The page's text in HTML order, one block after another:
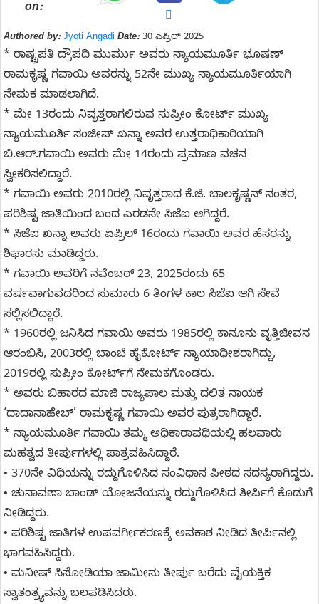
on:
Authored by: Jyoti Angadi Date:30 ಎಪ್ರಿಲ್ 2025
* ರಾಷ್ಟ್ರಪತಿ ದ್ರೌಪದಿ ಮುರ್ಮು ಅವರು ನ್ಯಾಯಮೂರ್ತಿ ಭೂಷಣ್
ರಾಮಕೃಷ್ಣ ಗವಾಯಿ ಅವರನ್ನು 52ನೇ ಮುಖ್ಯ ನ್ಯಾಯಮೂರ್ತಿಯಾಗಿ
ನೇಮಕ ಮಾಡಲಾಗಿದೆ.
* ಮೇ 13ರಂದು ನಿವೃತ್ತರಾಗಲಿರುವ ಸುಪ್ರೀಂ ಕೋರ್ಟ್‌ ಮುಖ್ಯ
ನ್ಯಾಯಮೂರ್ತಿ ಸಂಜೀವ್ ಖನ್ನಾ ಅವರ ಉತ್ತರಾಧಿಕಾರಿಯಾಗಿ
ಬಿ.ಆರ್.ಗವಾಯಿ ಅವರು ಮೇ 14ರಂದು ಪ್ರಮಾಣ ವಚನ
ಸ್ವೀಕರಿಸಲಿದ್ದಾರೆ.
* ಗವಾಯಿ ಅವರು 2010ರಲ್ಲಿ ನಿವೃತ್ತರಾದ ಕೆ.ಜಿ. ಬಾಲಕೃಷ್ಣನ್ ನಂತರ,
ಪರಿಶಿಷ್ಟ ಜಾತಿಯಿಂದ ಬಂದ ಎರಡನೇ ಸಿಜೆಐ ಆಗಿದ್ದರೆ.
* ಸಿಜೆಐ ಖನ್ನಾ ಅವರು ಏಪ್ರಿಲ್ 16ರಂದು ಗವಾಯಿ ಅವರ ಹೆಸರನ್ನು
ಶಿಫಾರಸು ಮಾಡಿದ್ದರು.
* ಗವಾಯಿ ಅವರಿಗೆ ನವೆಂಬರ್ 23, 2025ರಂದು 65
ವರ್ಷವಾಗುವದರಿಂದ ಸುಮಾರು 6 ತಿಂಗಳ ಕಾಲ ಸಿಜೆಐ ಆಗಿ ಸೇವೆ
ಸಲ್ಲಿಸಲಿದ್ದಾರೆ.
* 1960ರಲ್ಲಿ ಜನಿಸಿದ ಗವಾಯಿ ಅವರು 1985ರಲ್ಲಿ ಕಾನೂನು ವೃತ್ತಿಜೀವನ
ಆರಂಭಿಸಿ, 2003ರಲ್ಲಿ ಬಾಂಬೆ ಹೈಕೋರ್ಟ್ ನ್ಯಾಯಾಧೀಶರಾಗಿದ್ದು,
2019ರಲ್ಲಿ ಸುಪ್ರೀಂ ಕೋರ್ಟ್‌ಗೆ ನೇಮಕಗೊಂಡರು.
* ಅವರು ಬಿಹಾರದ ಮಾಜಿ ರಾಜ್ಯಪಾಲ ಮತ್ತು ದಲಿತ ನಾಯಕ
‘ದಾದಾಸಾಹೇಬ್’ ರಾಮಕೃಷ್ಣ ಗವಾಯಿ ಅವರ ಪುತ್ರರಾಗಿದ್ದಾರೆ.
* ನ್ಯಾಯಮೂರ್ತಿ ಗವಾಯಿ ತಮ್ಮ ಅಧಿಕಾರಾವಧಿಯಲ್ಲಿ ಹಲವಾರು
ಮಹತ್ವದ ತೀರ್ಪುಗಳಲ್ಲಿ ಪಾತ್ರವಹಿಸಿದ್ದಾರೆ.
• 370ನೇ ವಿಧಿಯನ್ನು ರದ್ದುಗೊಳಿಸಿದ ಸಂವಿಧಾನ ಪೀಠದ ಸದಸ್ಯರಾಗಿದ್ದರು.
• ಚುನಾವಣಾ ಬಾಂಡ್‌ ಯೋಜನೆಯನ್ನು ರದ್ದುಗೊಳಿಸಿದ ತೀರ್ಪಿಗೆ ಕೊಡುಗೆ
ನೀಡಿದ್ದರು.
• ಪರಿಶಿಷ್ಟ ಜಾತಿಗಳ ಉಪವರ್ಗೀಕರಣಕ್ಕೆ ಅವಕಾಶ ನೀಡಿದ ತೀರ್ಪಿನಲ್ಲಿ
ಭಾಗವಹಿಸಿದ್ದರು.
• ಮನೀಷ್ ಸಿಸೋಡಿಯಾ ಜಾಮೀನು ತೀರ್ಪು ಬರೆದು ವೈಯಕ್ತಿಕ
ಸ್ವಾತಂತ್ರ್ಯವನ್ನು ಬಲಪಡಿಸಿದರು.